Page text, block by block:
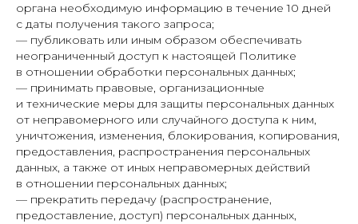
органа необходимую информацию в течение 10 дней
с даты получения такого запроса;
— публиковать или иным образом обеспечивать
неограниченный доступ к настоящей Политике
в отношении обработки персональных данных;
— принимать правовые, организационные
и технические меры для защиты персональных данных
от неправомерного или случайного доступа к ним,
уничтожения, изменения, блокирования, копирования,
предоставления, распространения персональных
данных, а также от иных неправомерных действий
в отношении персональных данных;
— прекратить передачу (распространение,
предоставление, доступ) персональных данных,